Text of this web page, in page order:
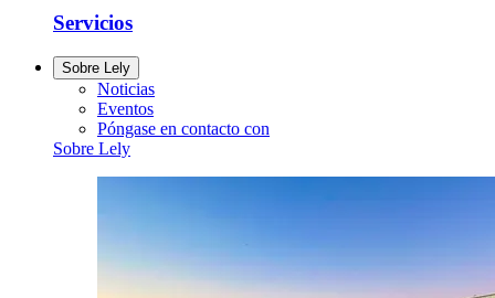
Servicios
Sobre Lely
Noticias
Eventos
Póngase en contacto con
Sobre Lely